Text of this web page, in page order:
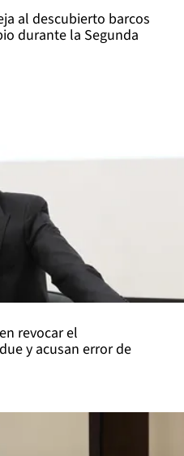
al descubierto barcos
durante la Segunda
revocar el
y acusan error de